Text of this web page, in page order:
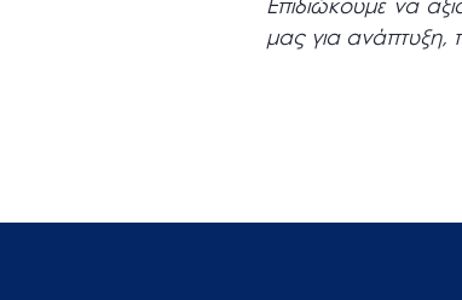
μας για ανάπτυξη,